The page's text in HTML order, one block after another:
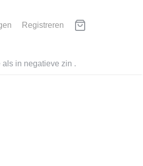
Registreren
in negatieve zin .